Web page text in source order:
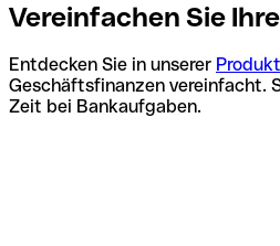
Vereinfachen Sie
Entdecken Sie in unserer
Geschäftsfinanzen vereinfacht.
Zeit bei Bankaufgaben.